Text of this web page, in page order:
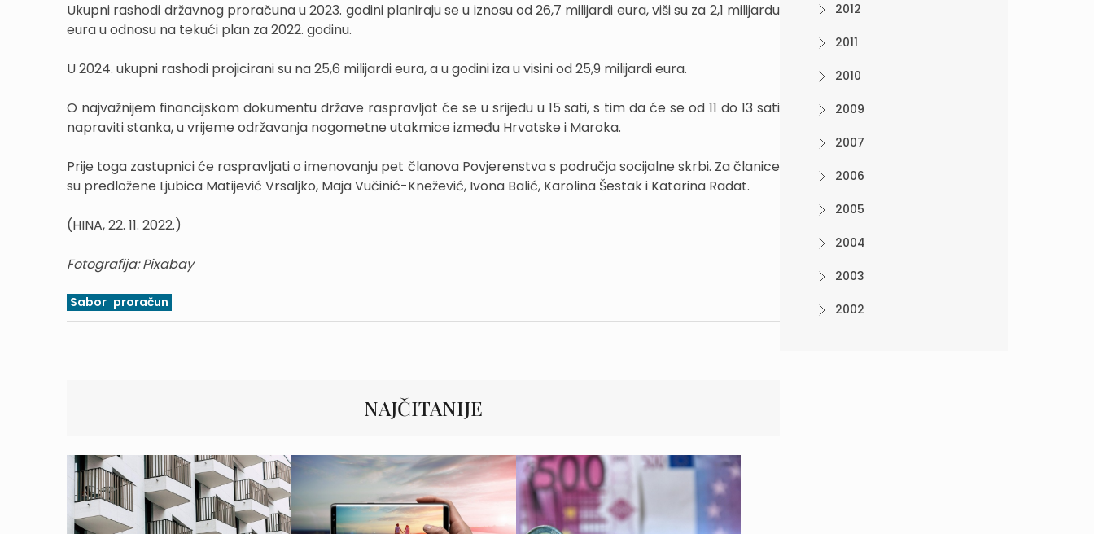
Ukupni rashodi državnog proračuna u 2023. godini planiraju se u iznosu od 26,7 milijardi eura, viši su za 2,1 milijardu
eura u odnosu na tekući plan za 2022. godinu.
U 2024. ukupni rashodi projicirani su na 25,6 milijardi eura, a u godini iza u visini od 25,9 milijardi eura.
O najvažnijem financijskom dokumentu države raspravljat će se u srijedu u 15 sati, s tim da će se od 11 do 13 sati
napraviti stanka, u vrijeme održavanja nogometne utakmice između Hrvatske i Maroka.
Prije toga zastupnici će raspravljati o imenovanju pet članova Povjerenstva s područja socijalne skrbi. Za članice
su predložene Ljubica Matijević Vrsaljko, Maja Vučinić-Knežević, Ivona Balić, Karolina Šestak i Katarina Radat.
(HINA, 22. 11. 2022.)
Fotografija: Pixabay
Sabor proračun
NAJČITANIJE
2012
2011
2010
2009
2007
2006
2005
2004
2003
2002